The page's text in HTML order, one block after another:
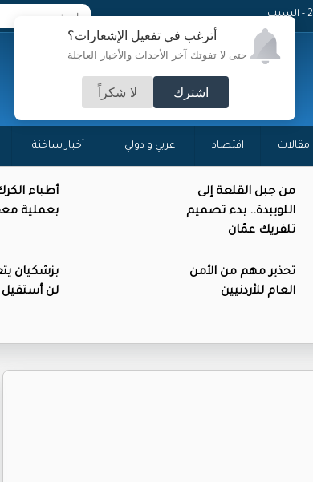
أترغب في تفعيل الإشعارات؟
حتى لا تفوتك آخر الأحداث والأخبار العاجلة
اشترك لا شكراً
مقالات اقتصاد عربي و دولي أخبار ساخنة
من جبل القلعة إلى
اللويبدة.. بدء تصميم
تلفريك عمّان
أطباء
بعملية
تحذير مهم من الأمن
العام للأردنيين
بزشكيان
لن